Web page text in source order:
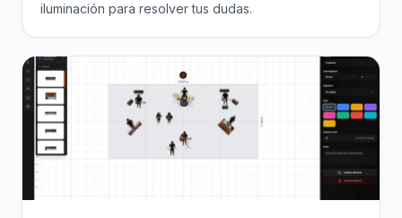
iluminación para resolver tus dudas.